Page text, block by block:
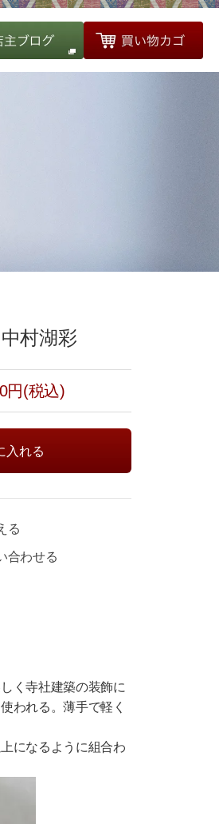
村湖彩
円(税込)
る
合わせる
く寺社建築の装飾に
われる。薄手で軽く
になるように組合わ